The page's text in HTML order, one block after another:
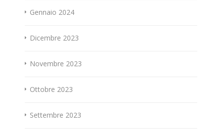
Gennaio 2024
Dicembre 2023
Novembre 2023
Ottobre 2023
Settembre 2023